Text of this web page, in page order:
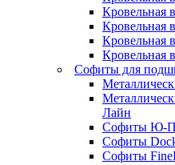
Кровельная
Кровельная
Кровельная
Кровельная
Cофиты для
Лайн
Софиты Ю-
Софиты
Софиты